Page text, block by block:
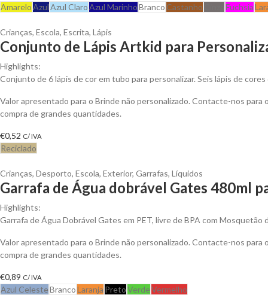
AmareloAzulAzul ClaroAzul MarinhoBranco Castanho Fuchsia
Crianças, Escola, Escrita, Lápis
Conjunto de Lápis Artkid para
Highlights:
Conjunto de 6 lápis de cor em tubo para personalizar. Seis lápis de
Valor apresentado para o Brinde não personalizado. Contacte-nos para
compra de grandes quantidades.
€0,52 C/ IVA
Reciclado
Crianças, Desporto, Escola, Exterior, Garrafas, Líquidos
Garrafa de Água dobrável Gates 480ml
Highlights:
Garrafa de Água Dobrável Gates em PET, livre de BPA com Mosquetão
Valor apresentado para o Brinde não personalizado. Contacte-nos para
compra de grandes quantidades.
€0,89 C/ IVA
Azul CelesteBrancoLaranja PretoVerdeVermelho